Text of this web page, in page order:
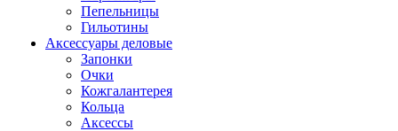
Пепельницы
Гильотины
Аксессуары деловые
Запонки
Очки
Кожгалантерея
Кольца
Аксессы